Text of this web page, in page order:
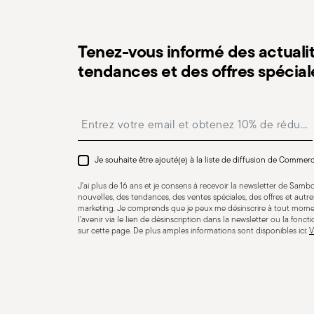
Adaptation au lave-vaisselle
CUTLERY - Les couverts doivent être utilisés et
pour une utilisation en toute sécurité. Utilisation
usage spécifique. N'utilisez pas les couverts à des
d'autres cassures. Des couverts endommagés
s'agit d'un manche qui risque de se détacher en
les instructions d'utilisation et d'entretien des articles.
couverts sans surveillance sur le bord des assiettes
Tenez-vous informé des
tendances et des offres
Je souhaite être ajouté(e) à la liste de diffusion de
J'ai plus de 16 ans et je consens à recevoir la newsletter de
nouvelles, des tendances, des ventes spéciales, des offres et
marketing. Je comprends que je peux me désinscrire à tout
l'avenir via le lien de désinscription dans la newsletter ou la
sur cette page. De plus amples informations sont disponibles ici: